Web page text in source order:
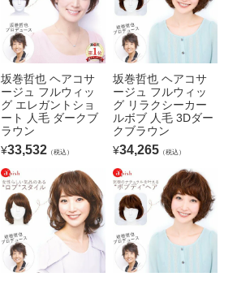
坂巻哲也 ヘアコサ
ージュ フルウィッ
グ エレガントショ
ート 人毛 ダークブ
ラウン
¥33,532 （税込）
坂巻哲也 ヘアコサ
ージュ フルウィッ
グ リラクシーカー
ルボブ 人毛 3Dダー
クブラウン
¥34,265（税込）